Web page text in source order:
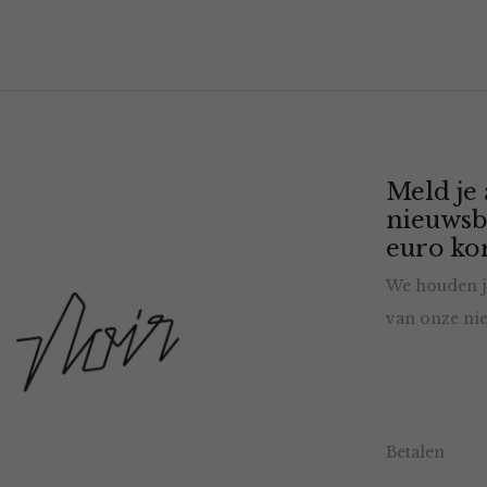
Meld je
euro
We houden
van onze
Betalen